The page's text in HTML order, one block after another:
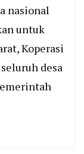
nasional
untuk
Koperasi
desa